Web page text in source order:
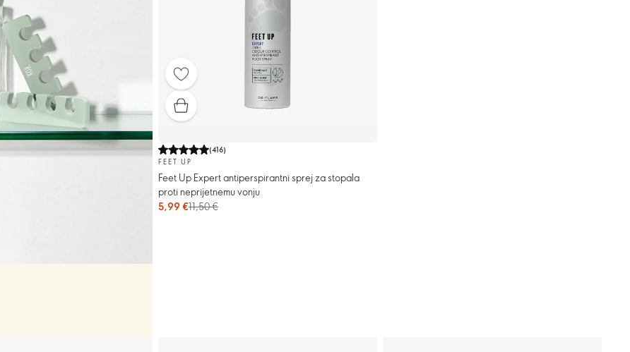
(416)
FEET UP
Feet Up Expert antiperspirantni sprej za stopala
proti neprijetnemu vonju
5,99 €11,50 €